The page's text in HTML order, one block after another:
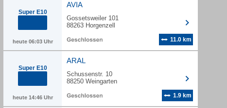
Super E10
heute 06:03 Uhr
AVIA
Gossetsweiler 101
88263 Horgenzell
11.0 km
Super E10
heute 14:46 Uhr
ARAL
Schussenstr. 10
88250 Weingarten
1.9 km